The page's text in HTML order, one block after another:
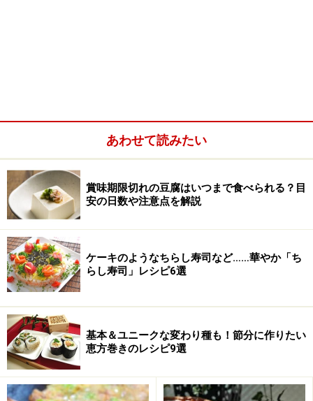
あわせて読みたい
賞味期限切れの豆腐はいつまで食べられる？目
安の日数や注意点を解説
ケーキのようなちらし寿司など……華やか「ち
らし寿司」レシピ6選
基本＆ユニークな変わり種も！節分に作りたい
恵方巻きのレシピ9選